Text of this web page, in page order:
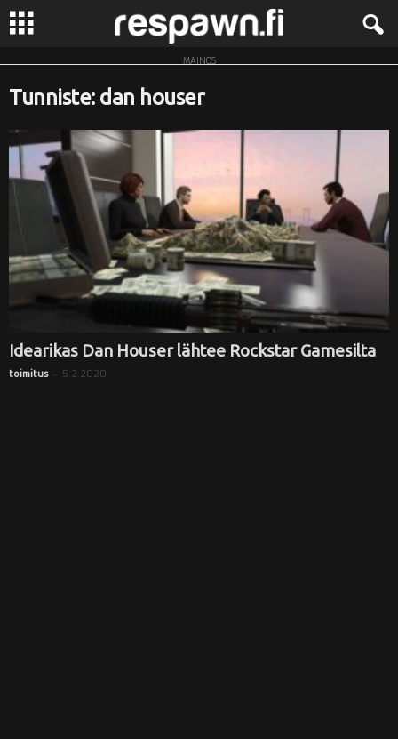
R
MAINOS
Tunniste: dan houser
Idearikas Dan Houser lähtee Rockstar Gamesilta
toimitus - 5.2.2020